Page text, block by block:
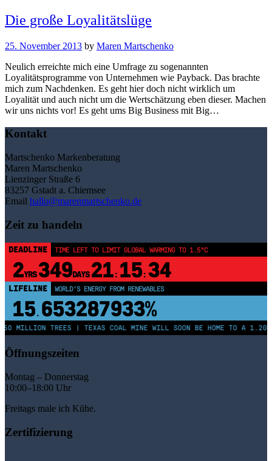
Die große Loyalitätslüge
25. November 2013 by Maren Martschenko
Neulich erreichte mich eine Umfrage zu sogenannten
Loyalitätsprogramme von Unternehmen wie Payback. Das brachte
mich zum Nachdenken. Es geht hier doch nicht wirklich um
Loyalität und auch nicht um die Wertschätzung eben dieser. Machen
wir uns nichts vor! Es geht ums Big Business mit Big…
Kontakt
Martschenko Markenberatung
Maren Martschenko
Lienzinger Straße 6
83257 Gstadt a. Chiemsee
Email hallo@marenmartschenko.de
Zeit zu handeln
DEADLINE TIME LEFT TO LIMIT GLOBAL WARMING TO 1.5°C
2YRS349DAYS 21: 15: 34
LIFELINE WORLD'S ENERGY FROM RENEWABLES
15. 653287938%
MILLION TREES | TEXAS COAL MINE WILL SOON BE HOME TO A
Öffnungszeiten
Montag – Donnerstag
10:00–18:00 Uhr
Freitags male ich Kühe.
Zertifizierung